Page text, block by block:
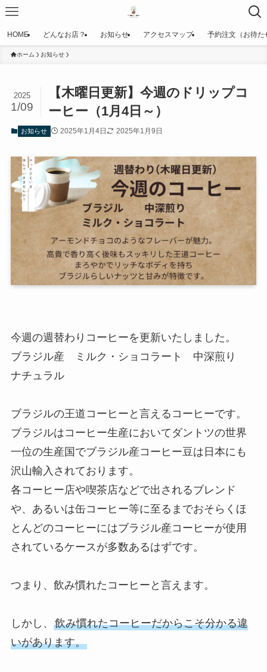
HOME どんなお店？ お知らせ アクセスマップ 予約注文（お待た
ホーム お知らせ
【木曜日更新】今週のドリップコ
ーヒー（1月4日～）
2025
1/09
お知らせ 2025年1月4日 2025年1月9日
今週の週替わりコーヒーを更新いたしました。
ブラジル産 ミルク・ショコラート 中深煎り
ナチュラル
ブラジルの王道コーヒーと言えるコーヒーです。
ブラジルはコーヒー生産においてダントツの世界
一位の生産国でブラジル産コーヒー豆は日本にも
沢山輸入されております。
各コーヒー店や喫茶店などで出されるブレンド
や、あるいは缶コーヒー等に至るまでおそらくほ
とんどのコーヒーにはブラジル産コーヒーが使用
されているケースが多数あるはずです。
つまり、飲み慣れたコーヒーと言えます。
しかし、 飲み慣れたコーヒーだからこそ分かる違
いがあります。